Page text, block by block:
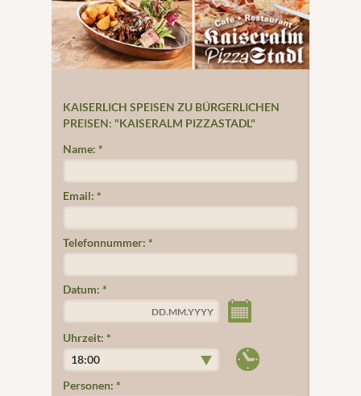
KAISERLICH SPEISEN ZU BÜRGERLICHEN
PREISEN: "KAISERALM PIZZASTADL"
Name: *
Email: *
Telefonnummer: *
Datum: *
Uhrzeit: *
Personen: *